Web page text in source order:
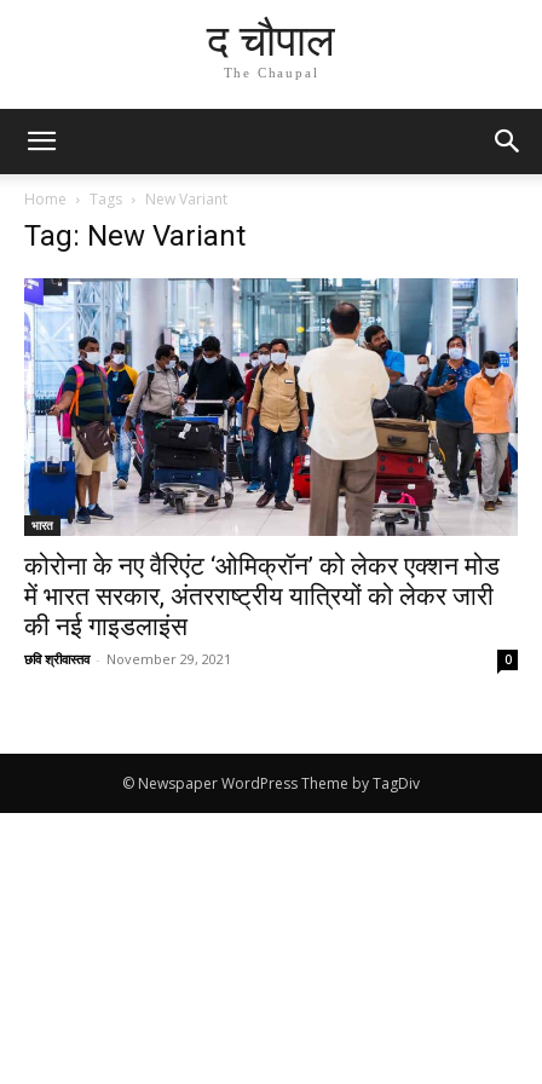
द चौपाल
The Chaupal
Home Tags New Variant
Tag: New Variant
भारत
कोरोना के नए वैरिएंट ‘ओमिक्रॉन’ को लेकर एक्शन मोड
में भारत सरकार, अंतरराष्ट्रीय यात्रियों को लेकर जारी
की नई गाइडलाइंस
छवि श्रीवास्तव - November 29, 2021 0
© Newspaper WordPress Theme by TagDiv